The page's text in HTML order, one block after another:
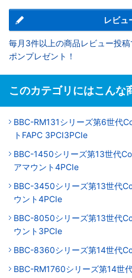
レビュ
毎月3件以上の商品レビュー投
ポンプレゼント！
このカテゴリにはこんな
BBC-RM131シリーズ第6世代
トFAPC 3PCI3PCIe
BBC-1450シリーズ第13世代
アマウント4PCIe
BBC-3450シリーズ第13世代
ウント4PCIe
BBC-8050シリーズ第13世代
ウント3PCIe
BBC-8360シリーズ第14世代
BBC-RM1760シリーズ第14世